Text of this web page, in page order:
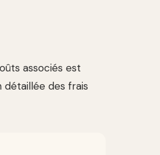
associés est
des frais